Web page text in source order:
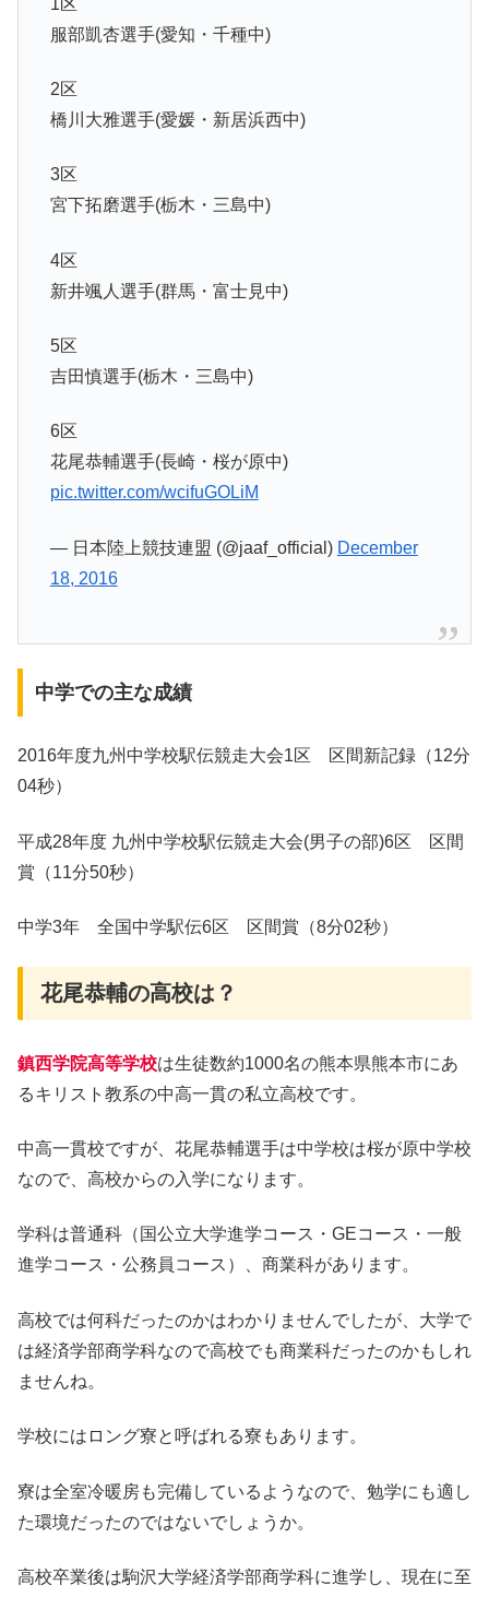
服部凱杏選手(愛知・千種中)
2区
橋川大雅選手(愛媛・新居浜西中)
3区
宮下拓磨選手(栃木・三島中)
4区
新井颯人選手(群馬・富士見中)
5区
吉田慎選手(栃木・三島中)
6区
花尾恭輔選手(長崎・桜が原中)
pic.twitter.com/wcifuGOLiM
— 日本陸上競技連盟 (@jaaf_official) December
18, 2016
中学での主な成績
2016年度九州中学校駅伝競走大会1区 区間新記録（12分
04秒）
平成28年度 九州中学校駅伝競走大会(男子の部)6区 区間
賞（11分50秒）
中学3年 全国中学駅伝6区 区間賞（8分02秒）
花尾恭輔の高校は？
鎮西学院高等学校は生徒数約1000名の熊本県熊本市にあ
るキリスト教系の中高一貫の私立高校です。
中高一貫校ですが、花尾恭輔選手は中学校は桜が原中学校
なので、高校からの入学になります。
学科は普通科（国公立大学進学コース・GEコース・一般
進学コース・公務員コース）、商業科があります。
高校では何科だったのかはわかりませんでしたが、大学で
は経済学部商学科なので高校でも商業科だったのかもしれ
ませんね。
学校にはロング寮と呼ばれる寮もあります。
寮は全室冷暖房も完備しているようなので、勉学にも適し
た環境だったのではないでしょうか。
高校卒業後は駒沢大学経済学部商学科に進学し、現在に至